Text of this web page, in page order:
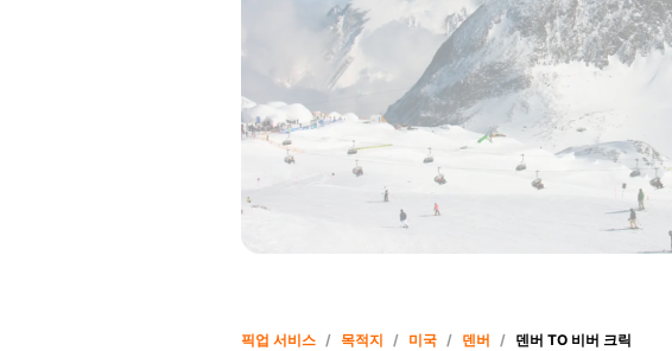
픽업 서비스 / 목적지 / 미국 / 덴버 / 덴버 TO 비버 크릭